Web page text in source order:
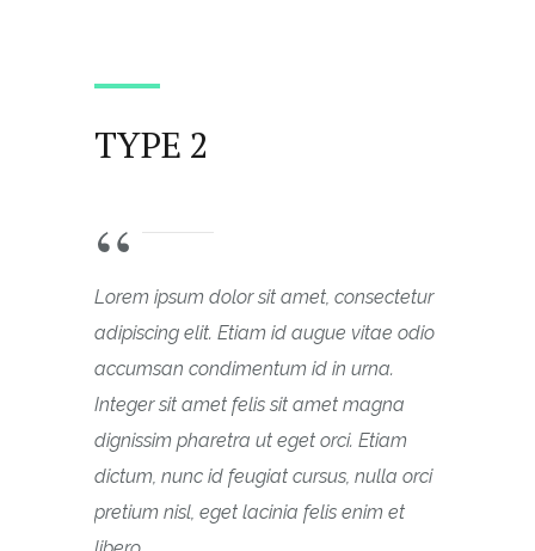
TYPE 2
Lorem ipsum dolor sit amet, consectetur
adipiscing elit. Etiam id augue vitae odio
accumsan condimentum id in urna.
Integer sit amet felis sit amet magna
dignissim pharetra ut eget orci. Etiam
dictum, nunc id feugiat cursus, nulla orci
pretium nisl, eget lacinia felis enim et